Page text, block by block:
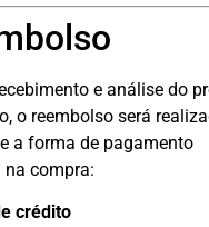
e análise do
o reembolso será
a forma de pagamento
compra:
crédito